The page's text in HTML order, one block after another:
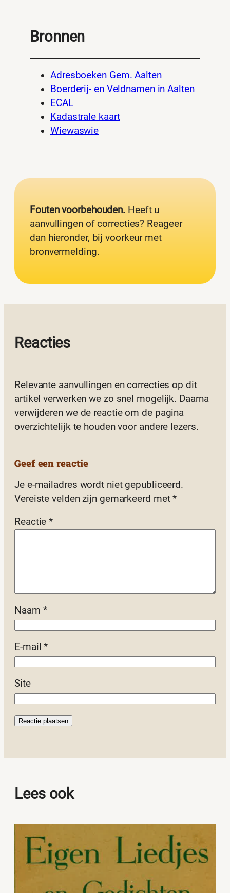
Bronnen
Adresboeken Gem. Aalten
Boerderij- en Veldnamen in Aalten
ECAL
Kadastrale kaart
Wiewaswie
Fouten voorbehouden. Heeft u
aanvullingen of correcties? Reageer
dan hieronder, bij voorkeur met
bronvermelding.
Reacties
Relevante aanvullingen en correcties op dit
artikel verwerken we zo snel mogelijk. Daarna
verwijderen we de reactie om de pagina
overzichtelijk te houden voor andere lezers.
Geef een reactie
Je e-mailadres wordt niet gepubliceerd.
Vereiste velden zijn gemarkeerd met*
Reactie*
Naam *
E-mail*
Site
Lees ook